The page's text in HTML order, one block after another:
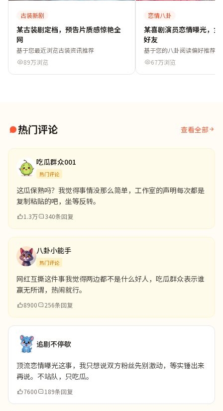
古装新剧
某古装剧定档，预告片质感惊艳全
网
基于您最近浏览古装资讯推荐
89万浏览
恋情八卦
某喜剧演员恋情曝光，女
好友
基于您的八卦阅读偏好推荐
67万浏览
热门评论 查看全部
吃瓜群众001
热门评论
这瓜保熟吗？我觉得事情没那么简单，工作室的声明每次都是
复制粘贴的吧，坐等反转。
1.3万 340条回复
八卦小能手
热门评论
网红互撕这件事我觉得两边都不是什么好人，吃瓜群众表示谁
赢无所谓，热闹就行。
8900 256条回复
追剧不停歇
顶流恋情曝光这事，我只想说双方粉丝先别激动，等实锤出来
再说。不站队，只吃瓜。
7600 189条回复